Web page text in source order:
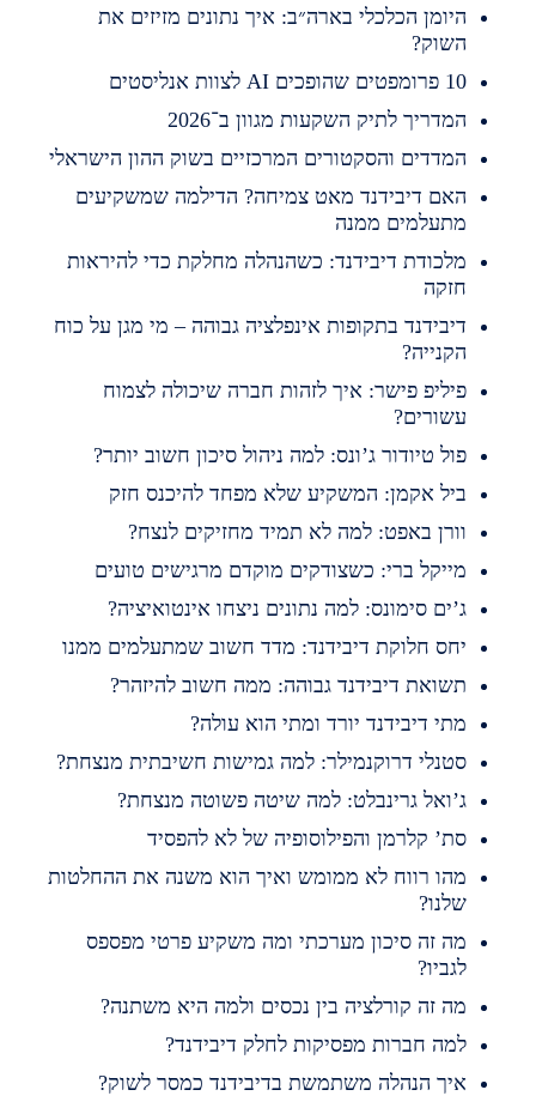
הכלכלי בארה״ב: איך נתונים מזיזים את
לתיק השקעות מגוון ב־2026
והסקטורים המרכזיים בשוק ההון הישראלי
דיבידנד מאט צמיחה? הדילמה שמשקיעים
ממנה
דיבידנד: כשהנהלה מחלקת כדי להיראות
בתקופות אינפלציה גבוהה – מי מגן על כוח
פישר: איך לזהות חברה שיכולה לצמוח
טיודור ג’ונס: למה ניהול סיכון חשוב יותר?
אקמן: המשקיע שלא מפחד להיכנס חזק
באפט: למה לא תמיד מחזיקים לנצח?
ברי: כשצודקים מוקדם מרגישים טועים
סימונס: למה נתונים ניצחו אינטואיציה?
חלוקת דיבידנד: מדד חשוב שמתעלמים ממנו
דיבידנד גבוהה: ממה חשוב להיזהר?
דיבידנד יורד ומתי הוא עולה?
דרוקנמילר: למה גמישות חשיבתית מנצחת?
גרינבלט: למה שיטה פשוטה מנצחת?
קלרמן והפילוסופיה של לא להפסיד
רווח לא ממומש ואיך הוא משנה את ההחלטות
זה סיכון מערכתי ומה משקיע פרטי מפספס
זה קורלציה בין נכסים ולמה היא משתנה?
חברות מפסיקות לחלק דיבידנד?
הנהלה משתמשת בדיבידנד כמסר לשוק?